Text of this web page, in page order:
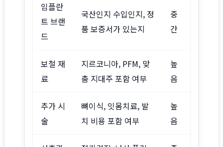
임플란
트 브랜
드
국산인지 수입인지, 정
품 보증서가 있는지
중
간
보철 재
료
지르코니아, PFM, 맞
춤 지대주 포함 여부
높
음
추가 시
술
뼈이식, 잇몸치료, 발
치 비용 포함 여부
높
음